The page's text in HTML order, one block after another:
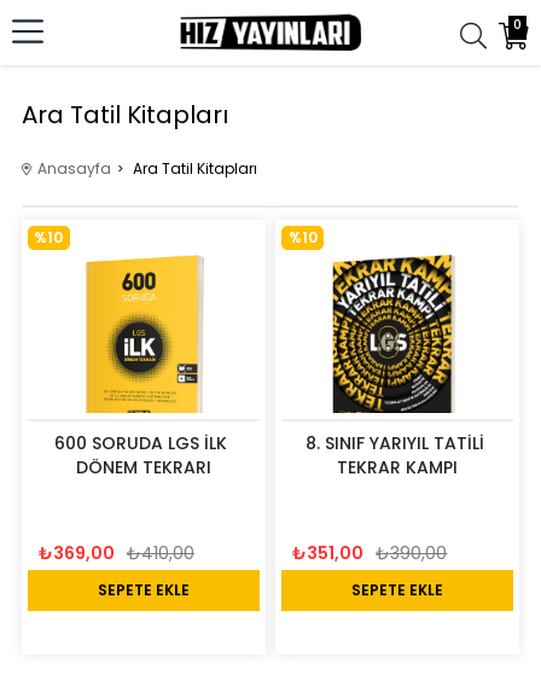
0
Ara Tatil Kitapları
Anasayfa Ara Tatil Kitapları
600 SORUDA LGS İLK
DÖNEM TEKRARI
₺369,00 ₺410,00
SEPETE EKLE
%10
8. SINIF YARIYIL TATİLİ
TEKRAR KAMPI
₺351,00 ₺390,00
SEPETE EKLE
%10